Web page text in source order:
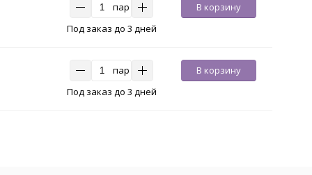
пар
В корзину
Под заказ до 3 дней
пар
В корзину
Под заказ до 3 дней